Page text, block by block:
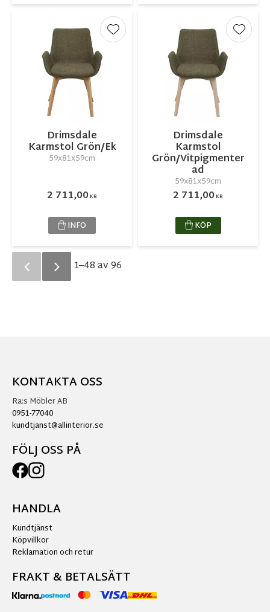
Drimsdale
Karmstol Grön/Ek
59x81x59cm
2 711,00KR
Lägg till i favoriter
INFO
Drimsdale
Karmstol
Grön/Vitpigmenter
ad
59x81x59cm
2 711,00KR
Lägg
KÖP
1–48av96
KONTAKTA OSS
Ra:s Möbler AB
0951-77040
kundtjanst@allinterior.se
FÖLJ OSS PÅ
HANDLA
Kundtjänst
Köpvillkor
Reklamation och retur
FRAKT & BETALSÄTT